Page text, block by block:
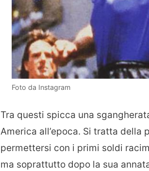
Foto da Instagram
Tra questi spicca una
America all’epoca. Si tratta della
permettersi con i primi soldi
ma soprattutto dopo la sua